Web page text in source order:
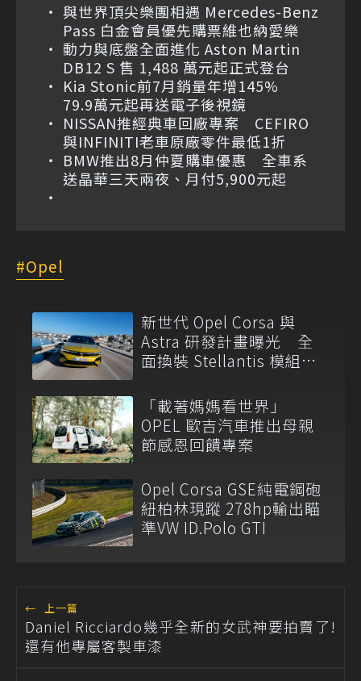
與世界頂尖樂團相遇 Mercedes-Benz
Pass 白金會員優先購票維也納愛樂
動力與底盤全面進化 Aston Martin
DB12 S 售 1,488 萬元起正式登台
Kia Stonic前7月銷量年增145%
79.9萬元起再送電子後視鏡
NISSAN推經典車回廠專案 CEFIRO
與INFINITI老車原廠零件最低1折
BMW推出8月仲夏購車優惠 全車系
送晶華三天兩夜、月付5,900元起
Opel
新世代 Opel Corsa 與
Astra 研發計畫曝光 全
面換裝 Stellantis 模組化
「載著媽媽看世界」
OPEL 歐吉汽車推出母親
節感恩回饋專案
Opel Corsa GSE純電鋼砲
紐柏林現蹤 278hp輸出瞄
準VW ID.Polo GTI
← 上一篇
Daniel Ricciardo幾乎全新的女武神要拍賣了!
還有他專屬客製車漆